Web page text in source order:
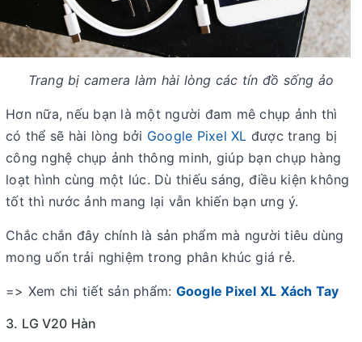
Trang bị camera làm hài lòng các tín đồ sống ảo
Hơn nữa, nếu bạn là một người đam mê chụp ảnh thì
có thể sẽ hài lòng bởi Google Pixel XL được trang bị
công nghệ chụp ảnh thông minh, giúp bạn chụp hàng
loạt hình cùng một lúc. Dù thiếu sáng, điều kiện không
tốt thì nước ảnh mang lại vẫn khiến bạn ưng ý.
Chắc chắn đây chính là sản phẩm mà người tiêu dùng
mong uốn trải nghiệm trong phân khúc giá rẻ.
=> Xem chi tiết sản phẩm: Google Pixel XL Xách Tay
3. LG V20 Hàn